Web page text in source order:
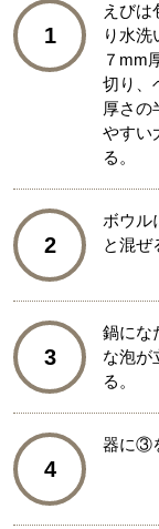
1
えびは
り水洗
７mm
切り、
厚さの
やすい
る。
2
ボウル
と混ぜ
3
鍋にな
な泡が
る。
4
器に③